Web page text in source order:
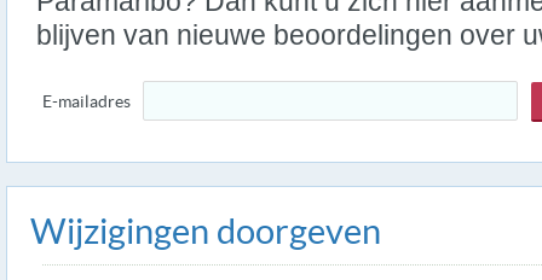
blijven van nieuwe beoordelingen over
E-mailadres
Wijzigingen doorgeven